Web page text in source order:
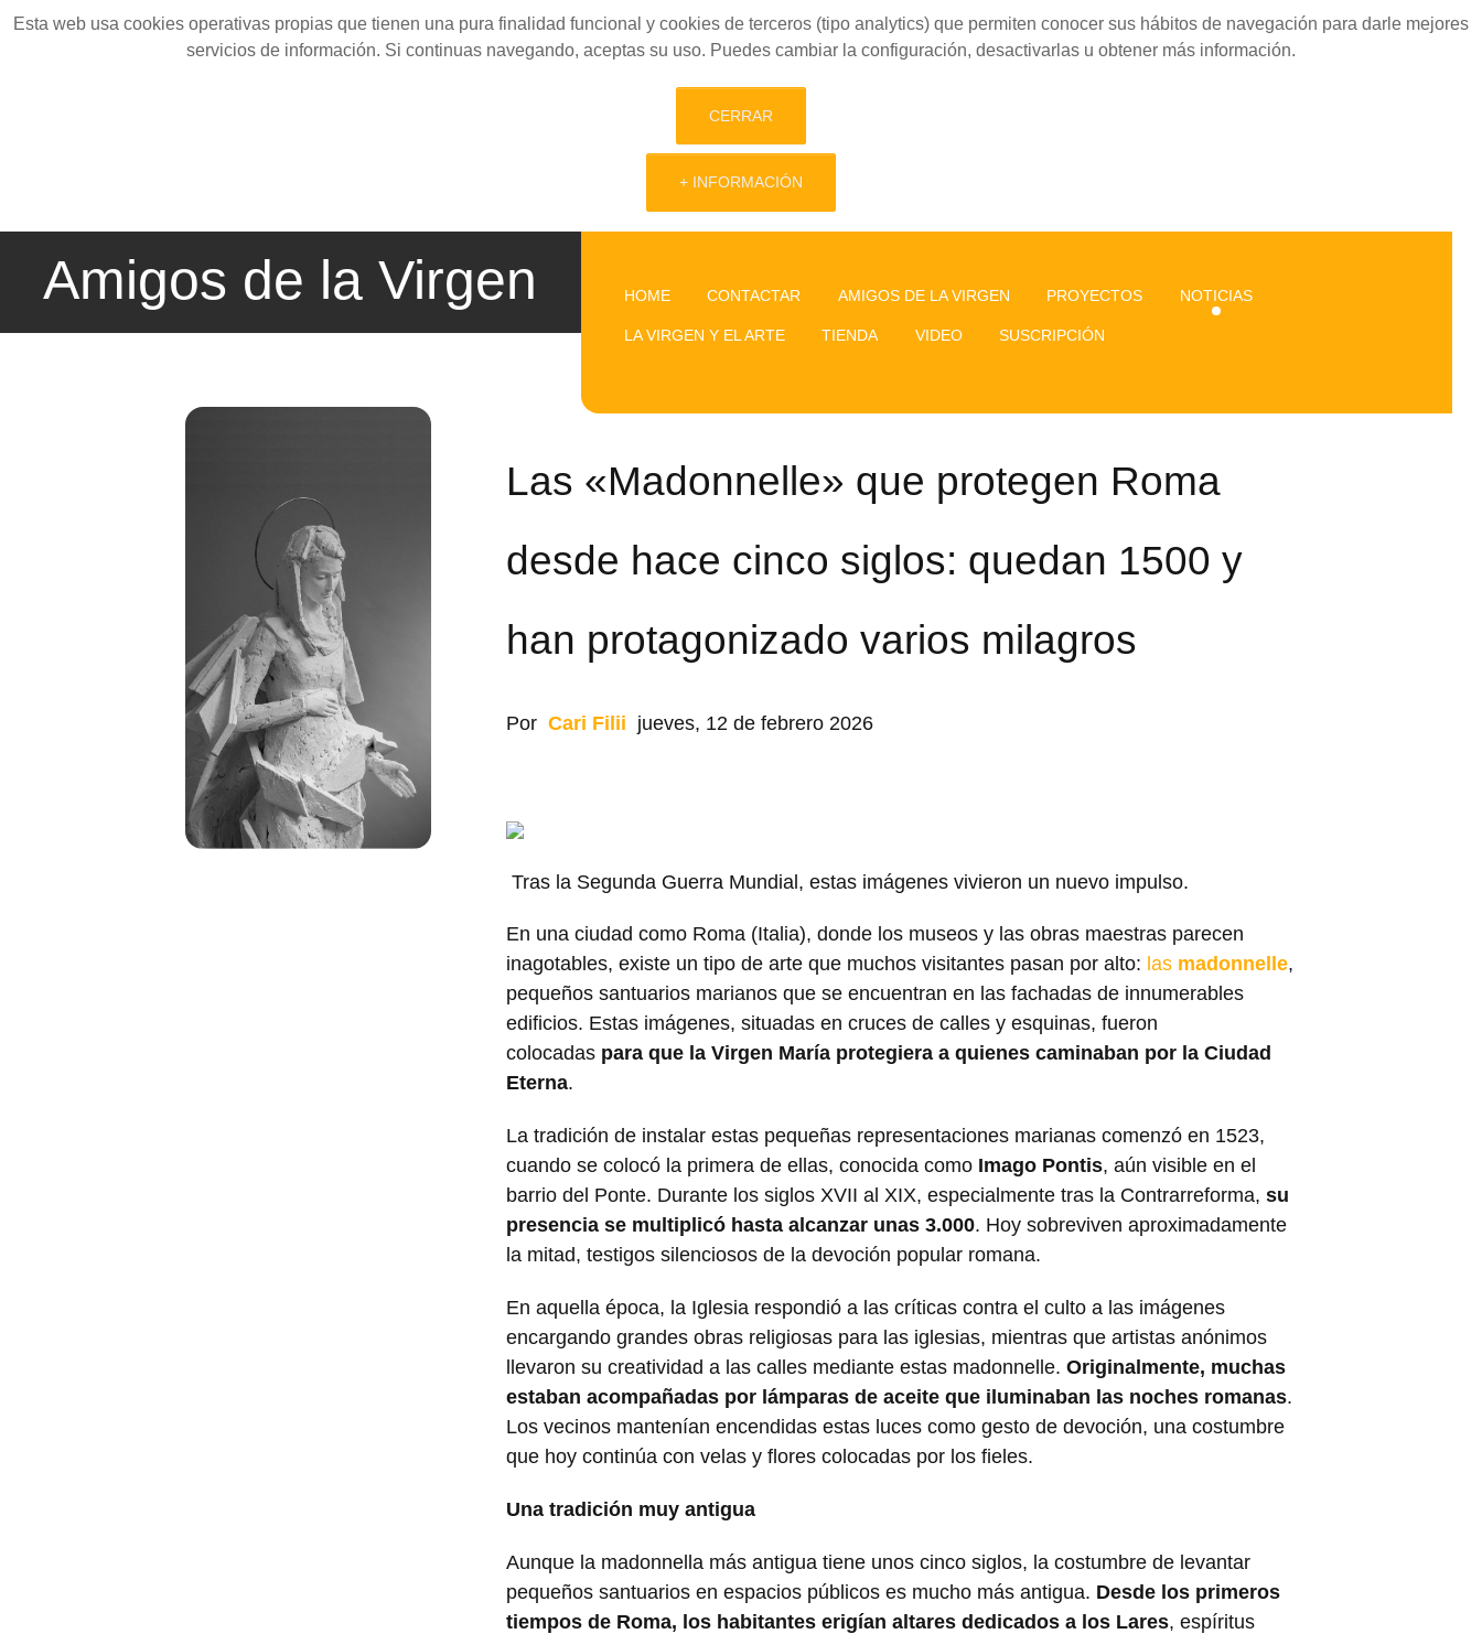
Esta web usa cookies operativas propias que tienen una pura finalidad funcional y cookies de terceros (tipo analytics) que permiten conocer sus hábitos de navegación para darle mejores
servicios de información. Si continuas navegando, aceptas su uso. Puedes cambiar la configuración, desactivarlas u obtener más información.
CERRAR
+ INFORMACIÓN
Amigos de la Virgen HOME CONTACTAR AMIGOS DE LA VIRGEN PROYECTOS NOTICIAS
LA VIRGEN Y EL ARTE TIENDA VIDEO SUSCRIPCIÓN
Las «Madonnelle» que protegen Roma
desde hace cinco siglos: quedan 1500 y
han protagonizado varios milagros
Por Cari Filii jueves, 12 de febrero 2026
Tras la Segunda Guerra Mundial, estas imágenes vivieron un nuevo impulso.
En una ciudad como Roma (Italia), donde los museos y las obras maestras parecen
inagotables, existe un tipo de arte que muchos visitantes pasan por alto: las madonnelle,
pequeños santuarios marianos que se encuentran en las fachadas de innumerables
edificios. Estas imágenes, situadas en cruces de calles y esquinas, fueron
colocadas para que la Virgen María protegiera a quienes caminaban por la Ciudad
Eterna.
La tradición de instalar estas pequeñas representaciones marianas comenzó en 1523,
cuando se colocó la primera de ellas, conocida como Imago Pontis, aún visible en el
barrio del Ponte. Durante los siglos XVII al XIX, especialmente tras la Contrarreforma, su
presencia se multiplicó hasta alcanzar unas 3.000. Hoy sobreviven aproximadamente
la mitad, testigos silenciosos de la devoción popular romana.
En aquella época, la Iglesia respondió a las críticas contra el culto a las imágenes
encargando grandes obras religiosas para las iglesias, mientras que artistas anónimos
llevaron su creatividad a las calles mediante estas madonnelle. Originalmente, muchas
estaban acompañadas por lámparas de aceite que iluminaban las noches romanas.
Los vecinos mantenían encendidas estas luces como gesto de devoción, una costumbre
que hoy continúa con velas y flores colocadas por los fieles.
Una tradición muy antigua
Aunque la madonnella más antigua tiene unos cinco siglos, la costumbre de levantar
pequeños santuarios en espacios públicos es mucho más antigua. Desde los primeros
tiempos de Roma, los habitantes erigían altares dedicados a los Lares, espíritus